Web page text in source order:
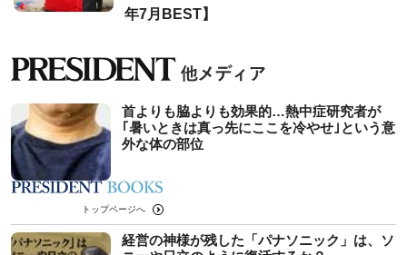
年7月BEST】
首よりも脇よりも効果的…熱中症研究者が
｢暑いときは真っ先にここを冷やせ｣という意
外な体の部位
トップページへ
経営の神様が残した「パナソニック」は、ソ